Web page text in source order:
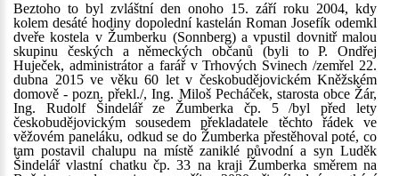
Beztoho to byl zvláštní den onoho 15. září roku 2004, kdy
kolem desáté hodiny dopolední kastelán Roman Josefík odemkl
dveře kostela v Žumberku (Sonnberg) a vpustil dovnitř malou
skupinu českých a německých občanů (byli to P. Ondřej
Huječek, administrátor a farář v Trhových Svinech /zemřel 22.
dubna 2015 ve věku 60 let v českobudějovickém Kněžském
domově - pozn. překl./, Ing. Miloš Pecháček, starosta obce Žár,
Ing. Rudolf Šindelář ze Žumberka čp. 5 /byl před lety
českobudějovickým sousedem překladatele těchto řádek ve
věžovém paneláku, odkud se do Žumberka přestěhoval poté, co
tam postavil chalupu na místě zaniklé původní a syn Luděk
Šindelář vlastní chatku čp. 33 na kraji Žumberka směrem na